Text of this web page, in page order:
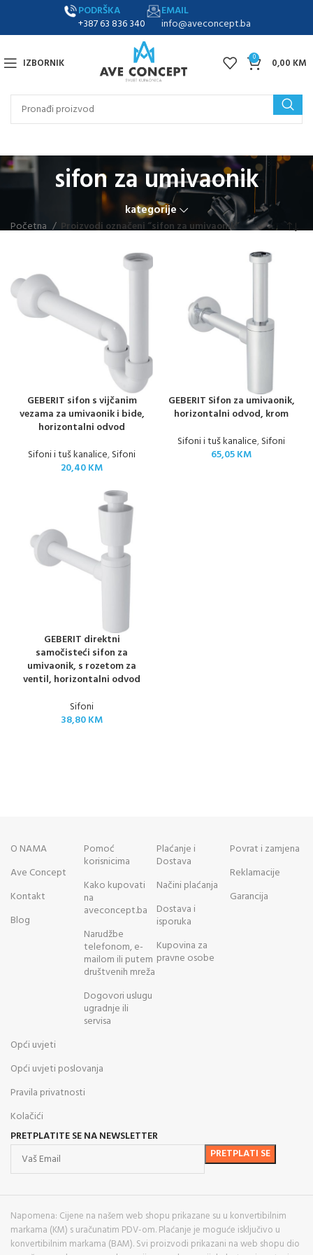
PODRŠKA
+387 63 836 340
EMAIL
info@aveconcept.ba
IZBORNIK 0 0,00 KM
sifon za umivaonik
kategorije
Početna Proizvodi označeni “sifon za umivaonik”
GEBERIT sifon s vijčanim
vezama za umivaonik i bide,
horizontalni odvod
Sifoni i tuš kanalice,Sifoni
20,40KM
GEBERIT Sifon za umivaonik,
horizontalni odvod, krom
Sifoni i tuš kanalice,Sifoni
65,05KM
GEBERIT direktni
samočisteći sifon za
umivaonik, s rozetom za
ventil, horizontalni odvod
Sifoni
38,80KM
O NAMA
Ave Concept
Kontakt
Blog
Pomoć
korisnicima
Kako kupovati
na
aveconcept.ba
Narudžbe
telefonom, e-
mailom ili putem
društvenih mreža
Dogovori uslugu
ugradnje ili
servisa
Plaćanje i
Dostava
Načini plaćanja
Dostava i
isporuka
Kupovina za
pravne osobe
Povrat i zamjena
Reklamacije
Garancija
Opći uvjeti
Opći uvjeti poslovanja
Pravila privatnosti
Kolačići
PRETPLATITE SE NA NEWSLETTER
Napomena: Cijene na našem web shopu prikazane su u konvertibilnim
markama (KM) s uračunatim PDV-om. Plaćanje je moguće isključivo u
konvertibilnim markama (BAM). Svi proizvodi prikazani na web shopu dio